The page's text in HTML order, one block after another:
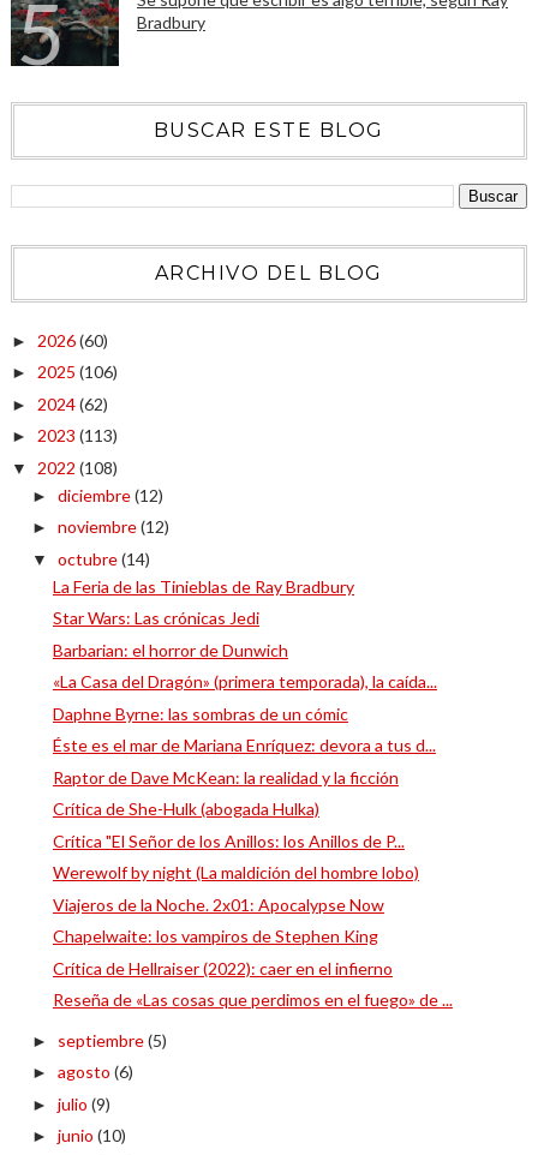
Bradbury
BUSCAR ESTE BLOG
ARCHIVO DEL BLOG
► 2026(60)
► 2025 (106)
► 2024(62)
► 2023 (113)
▼ 2022 (108)
► diciembre(12)
► noviembre(12)
▼ octubre(14)
La Feria de las Tinieblas de Ray Bradbury
Star Wars: Las crónicas Jedi
Barbarian: el horror de Dunwich
«La Casa del Dragón» (primera temporada), la caída...
Daphne Byrne: las sombras de un cómic
Éste es el mar de Mariana Enríquez: devora a tus d...
Raptor de Dave McKean: la realidad y la ficción
Crítica de She-Hulk (abogada Hulka)
Crítica "El Señor de los Anillos: los Anillos de P...
Werewolf by night (La maldición del hombre lobo)
Viajeros de la Noche. 2x01: Apocalypse Now
Chapelwaite: los vampiros de Stephen King
Crítica de Hellraiser (2022): caer en el infierno
Reseña de «Las cosas que perdimos en el fuego» de ...
► septiembre(5)
► agosto (6)
► julio (9)
► junio (10)